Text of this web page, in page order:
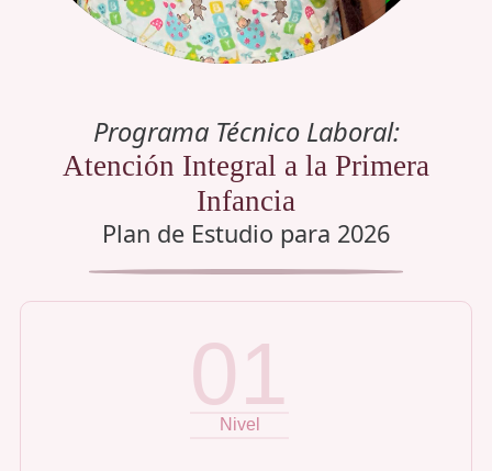
Programa Técnico Laboral:
Atención Integral a la Primera
Infancia
Plan de Estudio para 2026
01
Nivel